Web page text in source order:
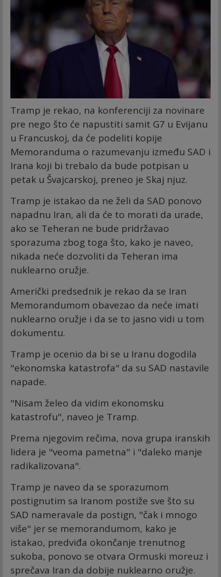
Tramp je rekao, na konferenciji za novinare
pre nego što će napustiti samit G7 u Evijanu
u Francuskoj, da će podeliti kopije
Memoranduma o razumevanju između SAD i
Irana koji bi trebalo da bude potpisan u
petak u Švajcarskoj, preneo je Skaj njuz.
Tramp je istakao da ne želi da SAD ponovo
napadnu Iran, ali da će to morati da urade,
ako se Teheran ne bude pridržavao
sporazuma zbog toga što, kako je naveo,
nikada neće dozvoliti da Teheran ima
nuklearno oružje.
Američki predsednik je rekao da se Iran
Memorandumom obavezao da neće imati
nuklearno oružje i da se to jasno vidi u tom
dokumentu.
Tramp je ocenio da bi se u Iranu dogodila
"ekonomska katastrofa" da su SAD nastavile
napade.
"Nisam želeo da vidim ekonomsku
katastrofu", naveo je Tramp.
Prema njegovim rečima, nova grupa iranskih
lidera je "veoma pametna" i "daleko manje
radikalizovana".
Tramp je naveo da se sporazumom
postignutim sa Iranom postiže sve što su
SAD nameravale da postign, "čak i mnogo
više" jer se memorandumom, kako je
istakao, predviđa okončanje trenutnog
sukoba, ponovo se otvara Ormuski moreuz i
sprečava Iran da dobije nuklearno oružje.